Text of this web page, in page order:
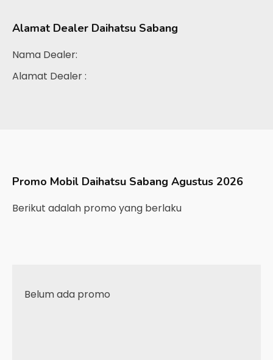
Alamat Dealer Daihatsu Sabang
Nama Dealer:
Alamat Dealer :
Promo Mobil Daihatsu Sabang Agustus 2026
Berikut adalah promo yang berlaku
Belum ada promo